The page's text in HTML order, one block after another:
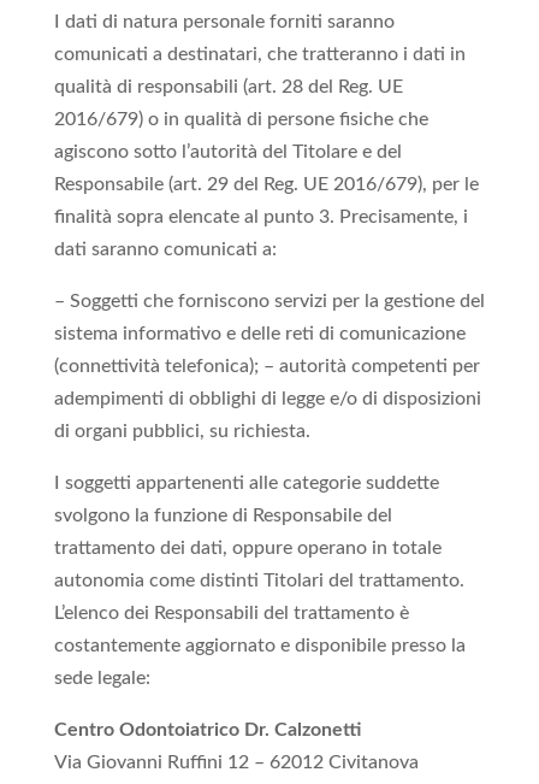
I dati di natura personale forniti saranno
comunicati a destinatari, che tratteranno i dati in
qualità di responsabili (art. 28 del Reg. UE
2016/679) o in qualità di persone fisiche che
agiscono sotto l’autorità del Titolare e del
Responsabile (art. 29 del Reg. UE 2016/679), per le
finalità sopra elencate al punto 3. Precisamente, i
dati saranno comunicati a:
– Soggetti che forniscono servizi per la gestione del
sistema informativo e delle reti di comunicazione
(connettività telefonica); – autorità competenti per
adempimenti di obblighi di legge e/o di disposizioni
di organi pubblici, su richiesta.
I soggetti appartenenti alle categorie suddette
svolgono la funzione di Responsabile del
trattamento dei dati, oppure operano in totale
autonomia come distinti Titolari del trattamento.
L’elenco dei Responsabili del trattamento è
costantemente aggiornato e disponibile presso la
sede legale:
Centro Odontoiatrico Dr. Calzonetti
Via Giovanni Ruffini 12 – 62012 Civitanova